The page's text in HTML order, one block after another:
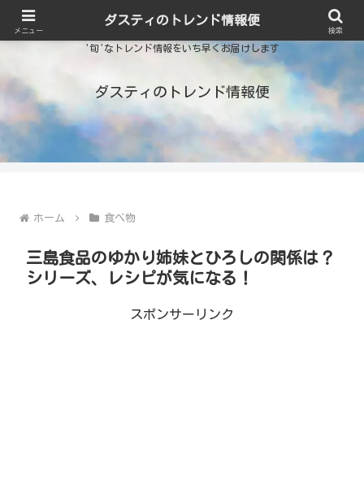
'旬'なトレンド情報をいち早くお届けします
ダスティのトレンド情報便
ホーム 食べ物
三島食品のゆかり姉妹とひろしの関係は？
シリーズ、レシピが気になる！
スポンサーリンク
メニュー
ダスティのトレンド情報便
検索